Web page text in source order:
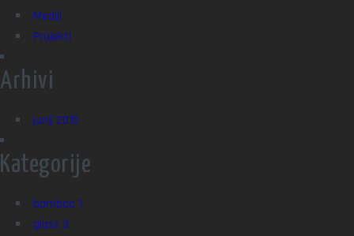
Mediji
Projekti
Arhivi
junij 2015
Kategorije
bamboo 1
glass 3